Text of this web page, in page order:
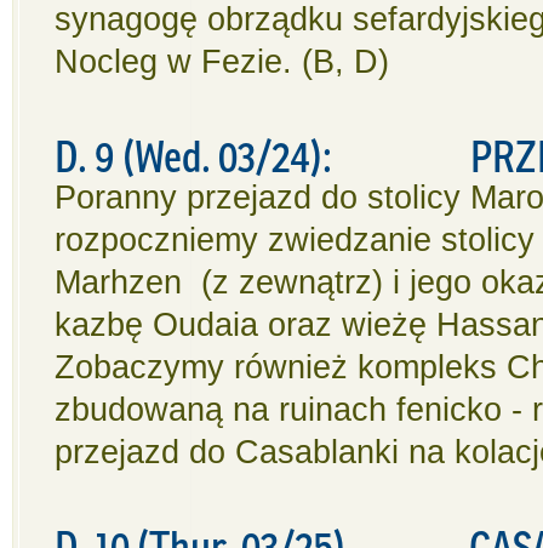
synagogę obrządku
Nocleg w Fezie. (B, D)
D. 9 (Wed. 03/24):
Poranny przejazd do stolicy
rozpoczniemy zwiedzanie
Marhzen (z zewnątrz) i jego
kazbę Oudaia oraz wieżę
Zobaczymy również kompleks
zbudowaną na ruinach fenicko -
przejazd do Casablanki na